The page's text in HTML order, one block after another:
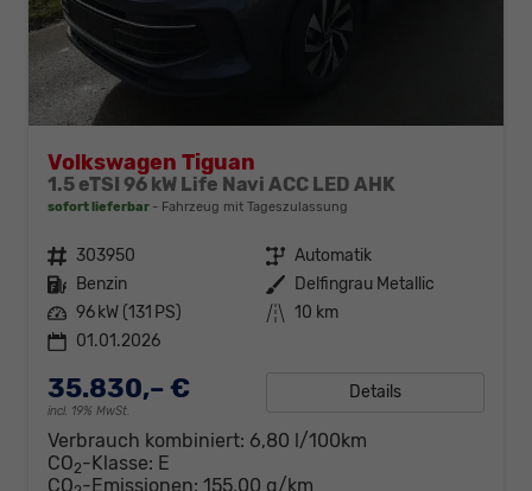
Volkswagen Tiguan
1.5 eTSI 96 kW Life Navi ACC LED AHK
sofort lieferbar Fahrzeug mit Tageszulassung
Fahrzeugnr. 303950 Getriebe Automatik
Kraftstoff Benzin Außenfarbe Delfingrau Metallic
Leistung 96 kW (131 PS) Kilometerstand 10 km
01.01.2026
35.830,– €
incl. 19% MwSt.
Details
Verbrauch kombiniert: 6,80 l/100km
CO2-Klasse: E
CO -Emissionen: 155,00 g/km